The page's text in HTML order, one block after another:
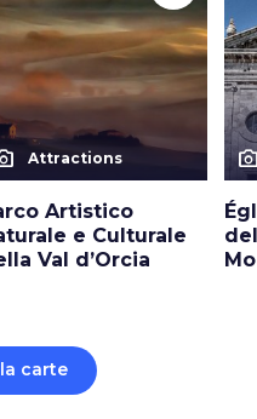
Attractions
Artistico
e Culturale
Val d’Orcia
carte